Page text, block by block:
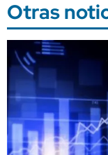
Otras